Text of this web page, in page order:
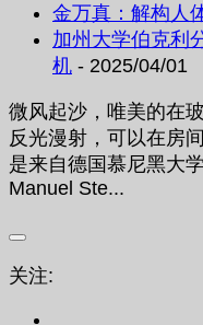
金万真：解构人
加州大学伯克利
机 - 2025/04/01
微风起沙，唯美的在
反光漫射，可以在房
是来自德国慕尼黑大
Manuel Ste...
关注: